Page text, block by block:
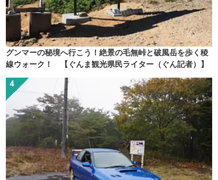
グンマーの秘境へ行こう！絶景の毛無峠と破風岳を歩く稜
線ウォーク！ 【ぐんま観光県民ライター（ぐん記者）】